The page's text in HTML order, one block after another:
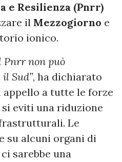
e Resilienza (Pnrr)
il Mezzogiorno e
ionico.
Pnrr non può
Sud”, ha dichiarato
appello a tutte le forze
eviti una riduzione
Le
su alcuni organi di
sarebbe una